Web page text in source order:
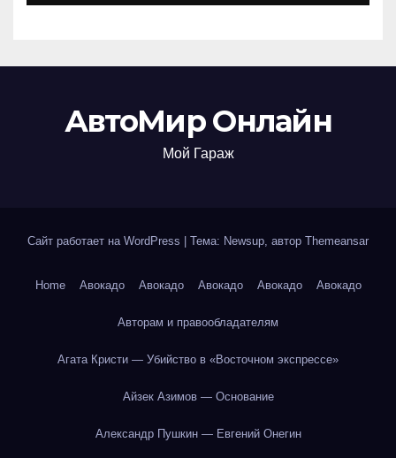
АвтоМир Онлайн
Мой Гараж
Сайт работает на WordPress | Тема: Newsup, автор Themeansar
Home Авокадо Авокадо Авокадо Авокадо Авокадо
Авторам и правообладателям
Агата Кристи — Убийство в «Восточном экспрессе»
Айзек Азимов — Основание
Александр Пушкин — Евгений Онегин